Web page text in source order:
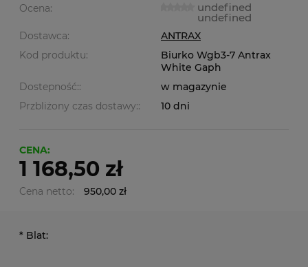
Ocena: undefined
undefined
Dostawca:
ANTRAX
Kod produktu:
Biurko Wgb3-7 Antrax
White Gaph
Dostepność::
w magazynie
Przbliżony czas dostawy::
10 dni
CENA:
1 168,50 zł
Cena netto: 950,00 zł
* Blat: